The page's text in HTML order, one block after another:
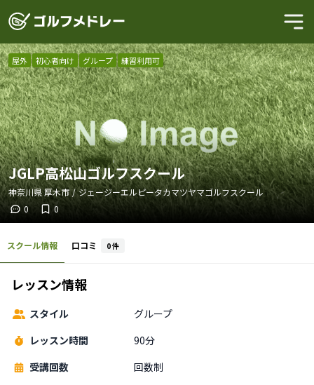
屋外 初心者向け グループ 練習利用可
JGLP高松山ゴルフスクール
神奈川県厚木市 / ジェージーエルピータカマツヤマゴルフスクール
0
0
スクール情報 口コミ 0件
レッスン情報
スタイル
グループ
レッスン時間
90分
受講回数
回数制